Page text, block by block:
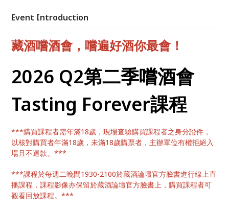
Event Introduction
藏酒嚐酒會，嚐遍好酒你最會！
2026 Q2第二季嚐酒會
Tasting Forever課程
***購買課程者需年滿18歲，現場查驗購買課程者之身分證件，
以核對購買者年滿18歲，未滿18歲購票者，主辦單位有權拒絕入
場且不退款。***
***課程於每週二晚間1930-2100於藏酒論壇官方臉書進行線上直
播課程，課程影像亦保留於藏酒論壇官方臉書上，購買課程者可
觀看回放課程。***